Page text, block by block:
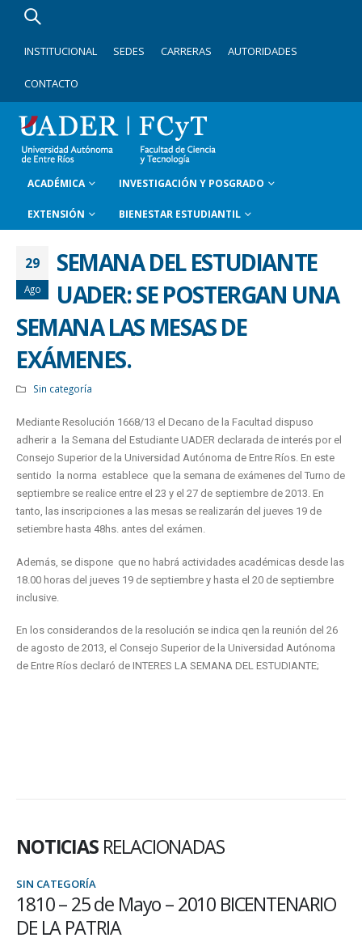
INSTITUCIONAL SEDES CARRERAS AUTORIDADES
CONTACTO
ACADÉMICA INVESTIGACIÓN Y POSGRADO
EXTENSIÓN BIENESTAR ESTUDIANTIL
29
Ago
SEMANA DEL ESTUDIANTE
UADER: SE POSTERGAN UNA
SEMANA LAS MESAS DE
EXÁMENES.
Sin categoría
Mediante Resolución 1668/13 el Decano de la Facultad dispuso
adherir a la Semana del Estudiante UADER declarada de interés por el
Consejo Superior de la Universidad Autónoma de Entre Ríos. En este
sentido la norma establece que la semana de exámenes del Turno de
septiembre se realice entre el 23 y el 27 de septiembre de 2013. En
tanto, las inscripciones a las mesas se realizarán del jueves 19 de
setiembre hasta 48hs. antes del exámen.
Además, se dispone que no habrá actividades académicas desde las
18.00 horas del jueves 19 de septiembre y hasta el 20 de septiembre
inclusive.
En los considerandos de la resolución se indica qen la reunión del 26
de agosto de 2013, el Consejo Superior de la Universidad Autónoma
de Entre Ríos declaró de INTERES LA SEMANA DEL ESTUDIANTE;
NOTICIAS RELACIONADAS
SIN CATEGORÍA
1810 – 25 de Mayo – 2010 BICENTENARIO
DE LA PATRIA